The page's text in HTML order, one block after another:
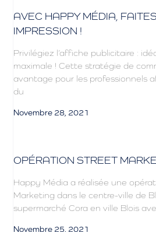
AVEC HAPPY MÉDIA,
IMPRESSION !
Privilégiez l’affiche publicitaire :
maximale ! Cette stratégie de
avantage pour les professionnels
du
Novembre 28, 2021
OPÉRATION STREET
Happy Média a réalisée une
Marketing dans le centre-ville de
supermarché Cora en ville Blois
Novembre 25, 2021